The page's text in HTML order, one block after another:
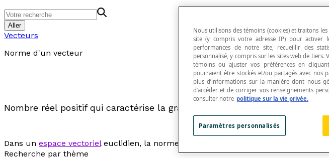
Aller
Vecteurs
Norme d'un vecteur
Nombre réel positif qui caractérise la grandeur d'un
Dans un espace vectorieleuclidien, la norme d'un vecteur [latex]\overline{v}[/
Recherche par thème
Nous utilisons des témoins (cookies) et traitons
site (y compris votre adresse IP) pour activer
performances de notre site, recueillir des
personnalisé, y compris sur les sites web de tiers.
témoins ou ajuster vos préférences en
pourraient être stockés et/ou partagés avec
plus d’informations sur la manière dont nous
d’accéder et de corriger vos renseignements
consulter notre politique sur la vie privée.
Paramètres personnalisés